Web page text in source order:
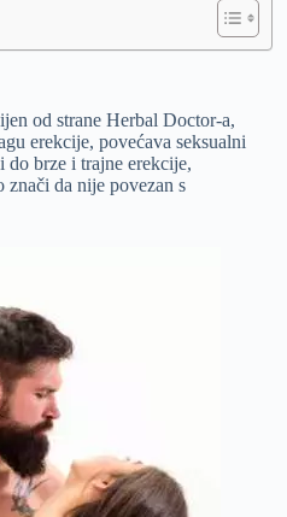
od strane Herbal Doctor-a,
erekcije, povećava seksualni
do brze i trajne erekcije,
znači da nije povezan s